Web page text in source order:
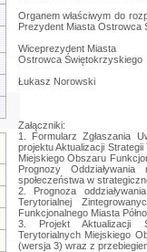
Organem właściwym do
Prezydent Miasta Ostrowca
Wiceprezydent Miasta
Ostrowca Świętokrzyskiego
Łukasz Norowski
Załączniki:
1. Formularz Zgłaszania
projektu Aktualizacji
Miejskiego Obszaru
Prognozy
społeczeństwa w
2. Prognoza
Terytorialnej
Funkcjonalnego Miasta
3. Projekt Aktualizacji
Terytorialnych Miejskiego
(wersja 3) wraz z